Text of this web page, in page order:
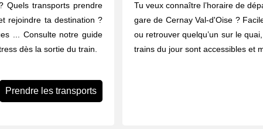
Quels transports prendre
rejoindre ta destination ?
... Consulte notre guide
dès la sortie du train.
Prendre les transports
Tu veux connaître l’horaire de
gare de Cernay Val-d'Oise ?
ou retrouver quelqu’un sur le
trains du jour sont accessibles et